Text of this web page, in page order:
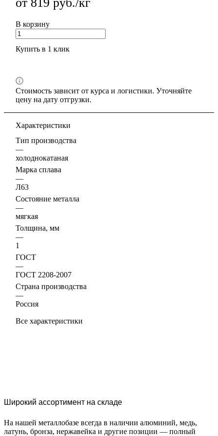
В корзину
Купить в 1 клик
Стоимость зависит от курса и логистики. Уточняйте
цену на дату отгрузки.
Характеристики
Тип производства
—
холоднокатаная
Марка сплава
—
Л63
Состояние металла
—
мягкая
Толщина, мм
—
1
ГОСТ
—
ГОСТ 2208-2007
Страна производства
—
Россия
Все характеристики
Широкий ассортимент на складе
На нашей металлобазе всегда в наличии алюминий, медь,
латунь, бронза, нержавейка и другие позиции — полный